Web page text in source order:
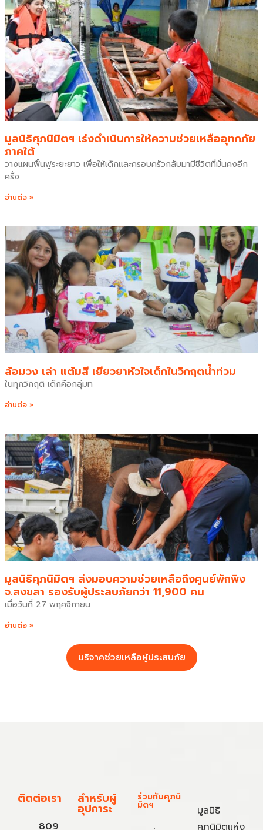
มูลนิธิศุภนิมิตฯ เร่งดำเนินการให้ความช่วยเหลืออุทกภัย
ภาคใต้
วางแผนฟื้นฟูระยะยาว เพื่อให้เด็กและครอบครัวกลับมามีชีวิตที่มั่นคงอีก
ครั้ง
อ่านต่อ »
ล้อมวง เล่า แต้มสี เยียวยาหัวใจเด็กในวิกฤตน้ำท่วม
ในทุกวิกฤติ เด็กคือกลุ่มท
อ่านต่อ »
มูลนิธิศุภนิมิตฯ ส่งมอบความช่วยเหลือถึงศูนย์พักพิง
จ.สงขลา รองรับผู้ประสบภัยกว่า 11,900 คน
เมื่อวันที่ 27 พฤศจิกายน
อ่านต่อ »
บริจาคช่วยเหลือผู้ประสบภัย
ติดต่อเรา
809
สำหรับผู้
อุปการะ
ร่วมกับศุภนิ
มิตฯ
มูลนิธิ